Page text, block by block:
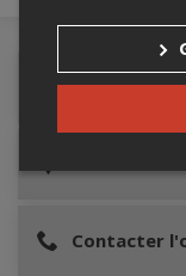
Détails de
Contacter